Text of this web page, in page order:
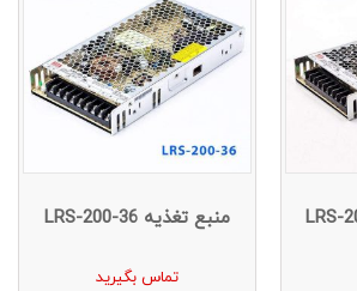
منبع تغذیه LRS-200-36
تماس بگیرید